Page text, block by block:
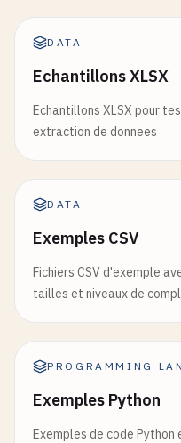
DATA
Echantillons XLSX
Echantillons XLSX pour
extraction de donnees
DATA
Exemples CSV
Fichiers CSV d'exemple
tailles et niveaux de
PROGRAMMING
Exemples Python
Exemples de code